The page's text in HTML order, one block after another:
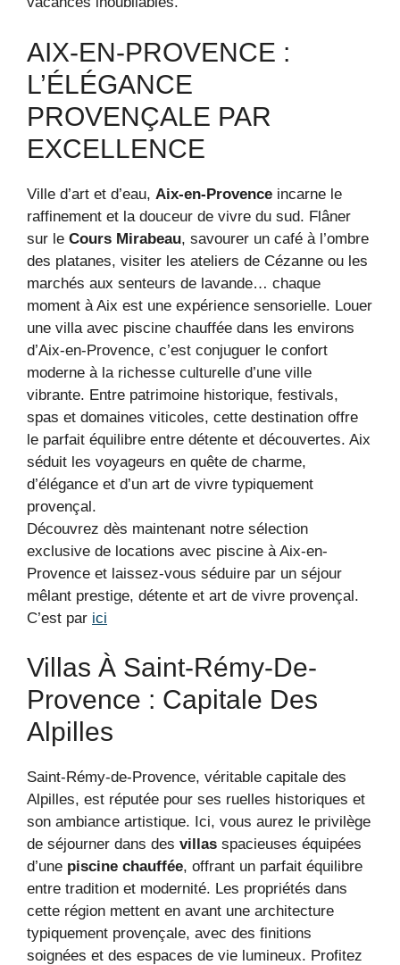
AIX-EN-PROVENCE :
L’ÉLÉGANCE
PROVENÇALE PAR
EXCELLENCE
Ville d’art et d’eau, Aix-en-Provence incarne le
raffinement et la douceur de vivre du sud. Flâner
sur le Cours Mirabeau, savourer un café à l’ombre
des platanes, visiter les ateliers de Cézanne ou les
marchés aux senteurs de lavande… chaque
moment à Aix est une expérience sensorielle. Louer
une villa avec piscine chauffée dans les environs
d’Aix-en-Provence, c’est conjuguer le confort
moderne à la richesse culturelle d’une ville
vibrante. Entre patrimoine historique, festivals,
spas et domaines viticoles, cette destination offre
le parfait équilibre entre détente et découvertes. Aix
séduit les voyageurs en quête de charme,
d’élégance et d’un art de vivre typiquement
provençal.
Découvrez dès maintenant notre sélection
exclusive de locations avec piscine à Aix-en-
Provence et laissez-vous séduire par un séjour
mêlant prestige, détente et art de vivre provençal.
C’est par ici
Villas À Saint-Rémy-De-
Provence : Capitale Des
Alpilles
Saint-Rémy-de-Provence, véritable capitale des
Alpilles, est réputée pour ses ruelles historiques et
son ambiance artistique. Ici, vous aurez le privilège
de séjourner dans des villas spacieuses équipées
d’une piscine chauffée, offrant un parfait équilibre
entre tradition et modernité. Les propriétés dans
cette région mettent en avant une architecture
typiquement provençale, avec des finitions
soignées et des espaces de vie lumineux. Profitez